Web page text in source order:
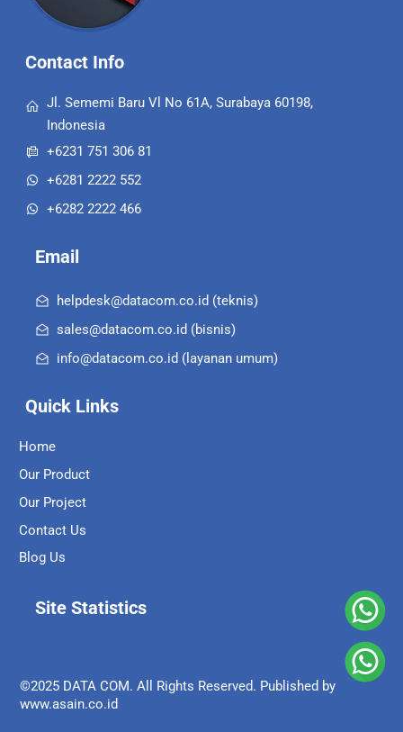
Contact Info
Jl. Sememi Baru Vl No 61A, Surabaya 60198,
Indonesia
+6231 751 306 81
+6281 2222 552
+6282 2222 466
Email
helpdesk@datacom.co.id (teknis)
sales@datacom.co.id (bisnis)
info@datacom.co.id (layanan umum)
Quick Links
Home
Our Product
Our Project
Contact Us
Blog Us
Site Statistics
©2025 DATA COM. All Rights Reserved. Published by
www.asain.co.id